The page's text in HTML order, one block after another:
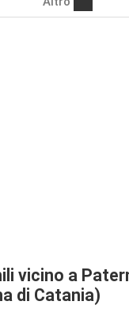
vicino a
di Catania)